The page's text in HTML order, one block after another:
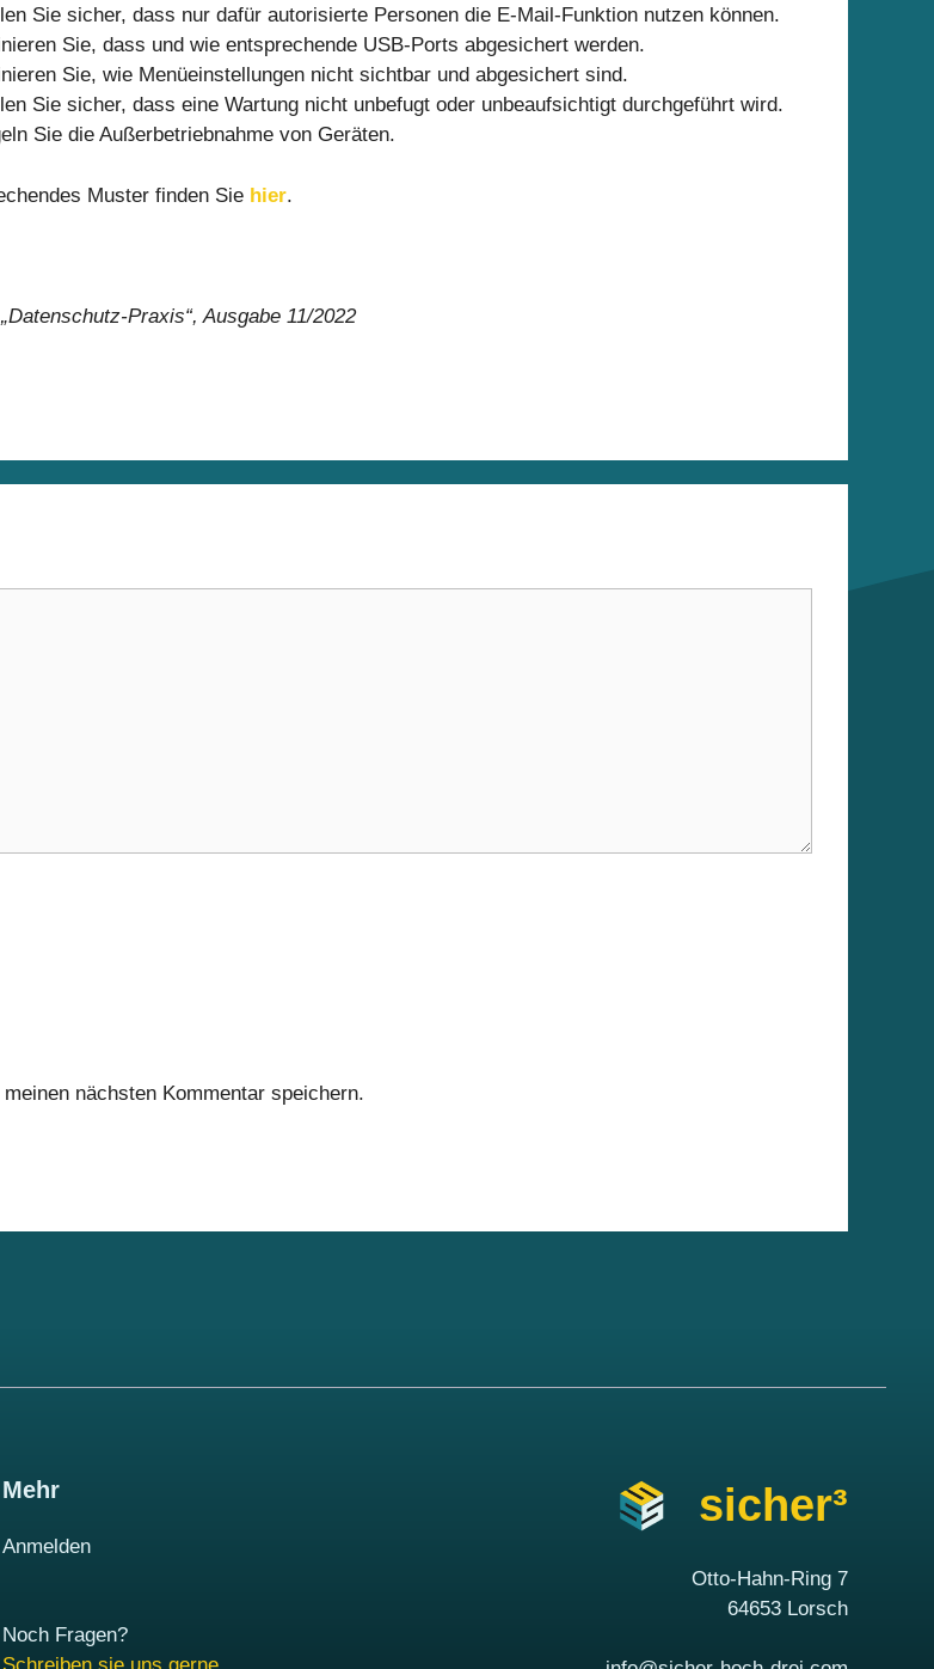
Sie sicher, dass nur dafür autorisierte Personen die E-Mail-Funktion nutzen können.
Sie, dass und wie entsprechende USB-Ports abgesichert werden.
Sie, wie Menüeinstellungen nicht sichtbar und abgesichert sind.
Sie sicher, dass eine Wartung nicht unbefugt oder unbeaufsichtigt durchgeführt wird.
Sie die Außerbetriebnahme von Geräten.
Muster finden Sie hier.
Praxis“, Ausgabe 11/2022
nächsten Kommentar speichern.
Mehr
Anmelden
Noch Fragen?
sicher³
Otto-Hahn-Ring 7
64653 Lorsch